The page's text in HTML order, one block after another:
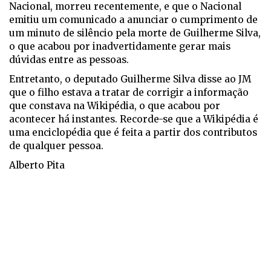
Nacional, morreu recentemente, e que o Nacional
emitiu um comunicado a anunciar o cumprimento de
um minuto de silêncio pela morte de Guilherme Silva,
o que acabou por inadvertidamente gerar mais
dúvidas entre as pessoas.
Entretanto, o deputado Guilherme Silva disse ao JM
que o filho estava a tratar de corrigir a informação
que constava na Wikipédia, o que acabou por
acontecer há instantes. Recorde-se que a Wikipédia é
uma enciclopédia que é feita a partir dos contributos
de qualquer pessoa.
Alberto Pita